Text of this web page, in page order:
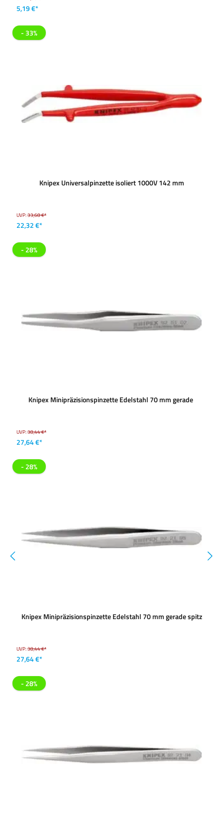
5,19 €*
- 33%
Knipex Universalpinzette isoliert 1000V 142 mm
UVP:33,68 €*
22,32 €*
- 28%
Knipex Minipräzisionspinzette Edelstahl 70 mm gerade
UVP:38,44 €*
27,64 €*
- 28%
Knipex Minipräzisionspinzette Edelstahl 70 mm gerade spitz
UVP:38,44 €*
27,64 €*
- 28%